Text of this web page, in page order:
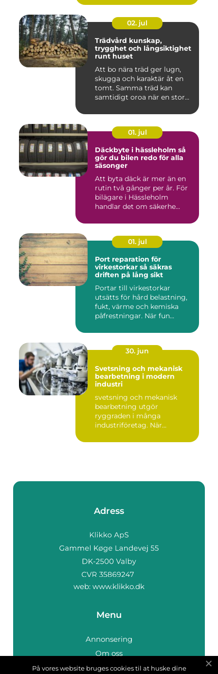
02. jul
Trädvård kunskap,
trygghet och långsiktighet
runt huset
Att bo nära träd ger lugn,
skugga och karaktär åt en
tomt. Samma träd kan
samtidigt oroa när en stor...
01. jul
Däckbyte i hässleholm så
gör du bilen redo för alla
säsonger
Att byta däck är mer än en
rutin två gånger per år. För
bilägare i Hässleholm
handlar det om säkerhe...
01. jul
Port reparation för
virkestorkar så säkras
driften på lång sikt
Portar till virkestorkar
utsätts för hård belastning,
fukt, värme och kemiska
påfrestningar. När fun...
30. jun
Svetsning och mekanisk
bearbetning i modern
industri
svetsning och mekanisk
bearbetning utgör
ryggraden i många
industriföretag. När
Adress
web: www.klikko.dk
Menu
Annonsering
Om oss
Cookies
På vores website bruges cookies til at huske dine